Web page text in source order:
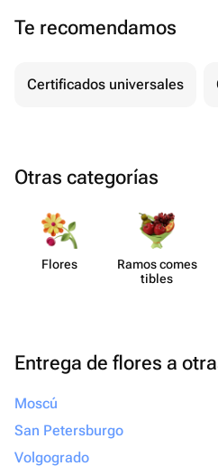
Te recomendamos
Certificados universales
Otras categorías
Flores
Ramos comes​
tibles
Entrega de flores a
Moscú
San Petersburgo
Volgogrado